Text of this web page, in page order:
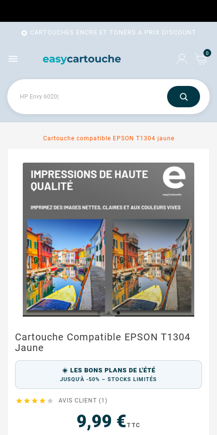
 CARTOUCHES ENCRE ET TONERS A PRIX DISCOUNT
 0
Cartouche compatible EPSON T1304 jaune
Cartouche Compatible EPSON T1304
Jaune
☀️ LES BONS PLANS DE L'ÉTÉ
JUSQU'À -50% – STOCKS LIMITÉS
     AVIS CLIENT (1)
9,99 €TTC